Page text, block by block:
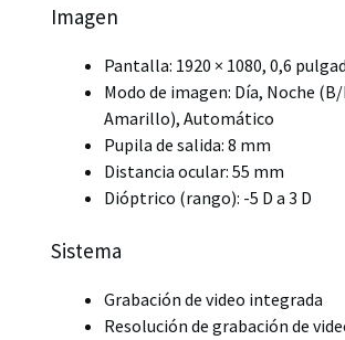
Imagen
Pantalla: 1920 × 1080, 0,6
Modo de imagen: Día, Noche (B/
Amarillo), Automático
Pupila de salida: 8 mm
Distancia ocular: 55 mm
Dióptrico (rango): -5 D a 3 D
Sistema
Grabación de video integrada
Resolución de grabación de